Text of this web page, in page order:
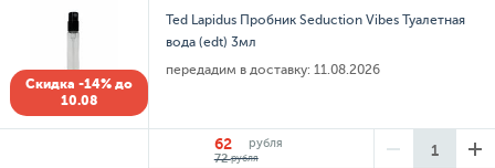
Скидка -14% до
10.08
Ted Lapidus Пробник Seduction Vibes Туалетная
вода (edt) 3мл
передадим в доставку: 11.08.2026
62
рубля
72рубля